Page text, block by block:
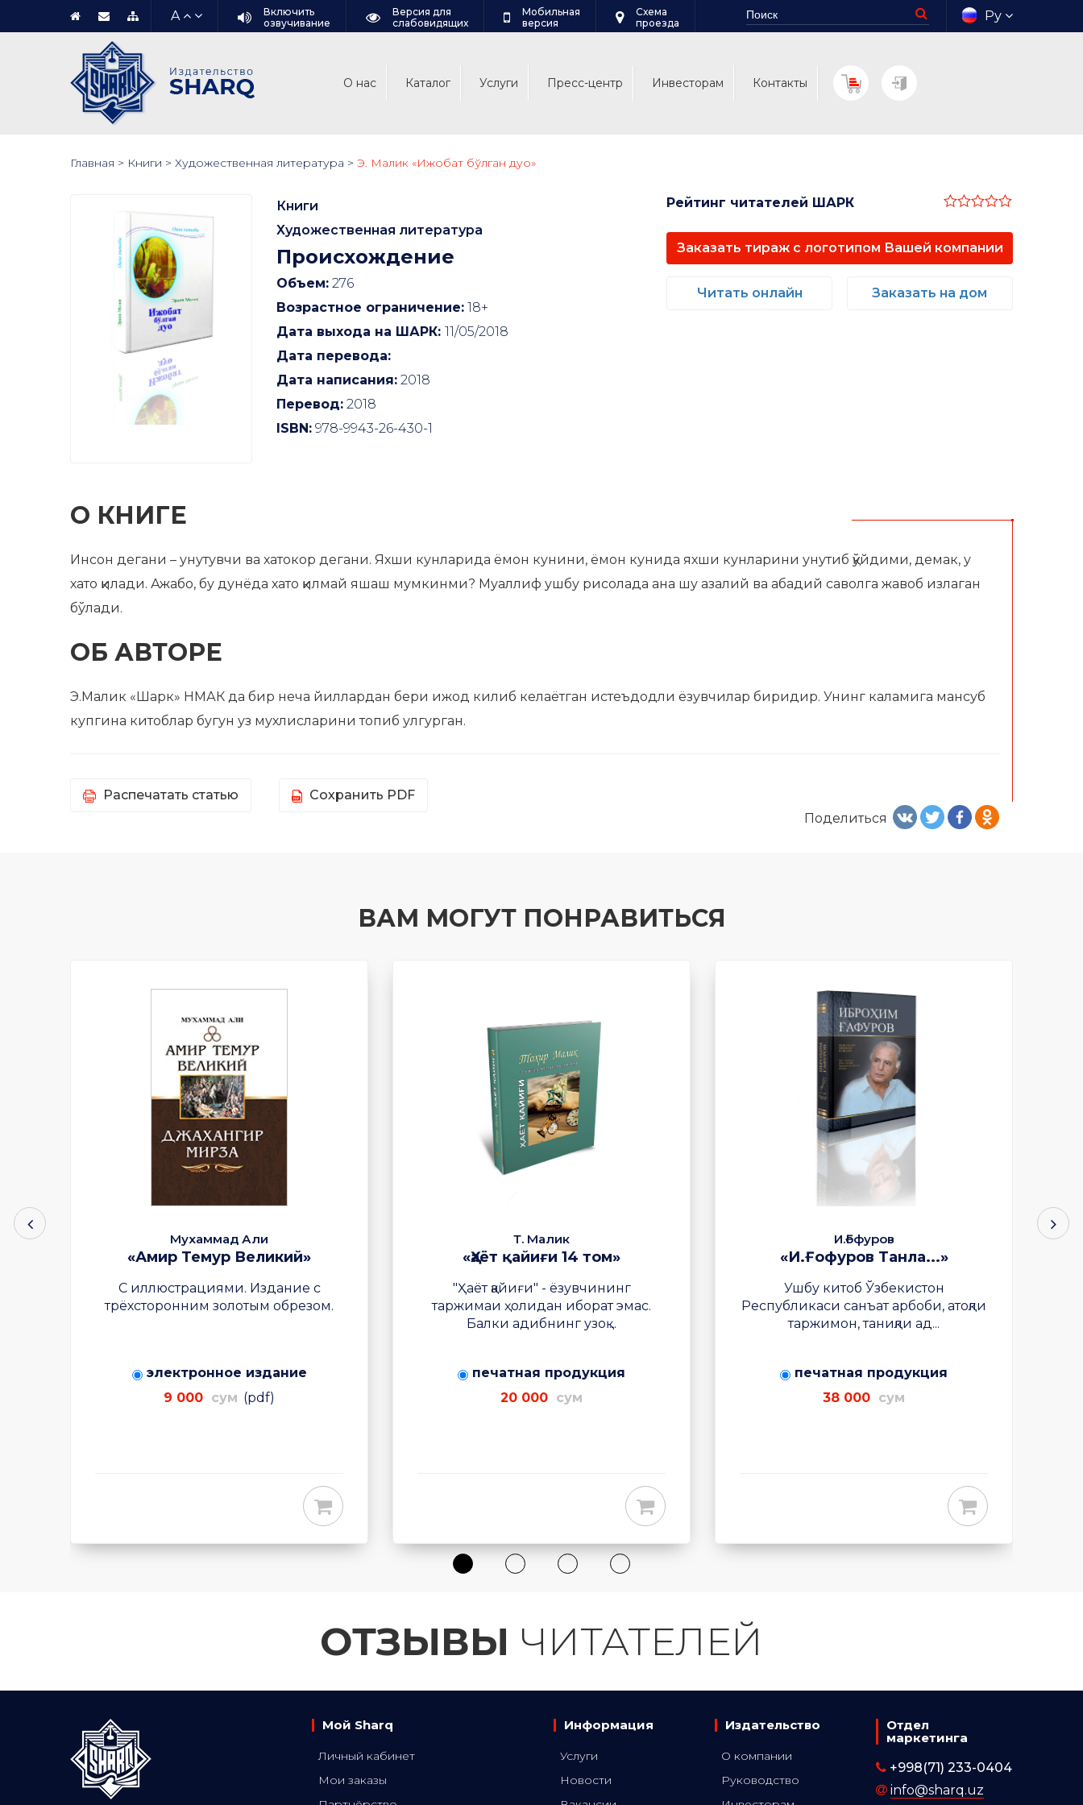
A
Включить
озвучивание
Версия для
слабовидящих
Мобильная
версия
Схема
проезда
Ру
О нас Каталог Услуги Пресс-центр Инвесторам Контакты
Главная > Книги > Художественная литература > Э. Малик «Ижобат бўлган дуо»
Книги
Художественная литература
Происхождение
Объем: 276
Возрастное ограничение: 18+
Дата выхода на ШАРК:11/05/2018
Дата перевода:
Дата написания: 2018
Перевод: 2018
ISBN: 978-9943-26-430-1
Рейтинг читателей ШАРК
0
из
Заказать тираж с логотипом Вашей компании
Читать онлайн Заказать на дом
О КНИГЕ
Инсон дегани – унутувчи ва хатокор дегани. Яхши кунларида ёмон кунини, ёмон кунида яхши кунларини унутиб қўйдими, демак, у
хато қилади. Ажабо, бу дунёда хато қилмай яшаш мумкинми? Муаллиф ушбу рисолада ана шу азалий ва абадий саволга жавоб излаган
бўлади.
ОБ АВТОРЕ
Э.Малик «Шарк» НМАК да бир неча йиллардан бери ижод килиб келаётган истеъдодли ёзувчилар биридир. Унинг каламига мансуб
купгина китоблар бугун уз мухлисларини топиб улгурган.
Распечатать статью
Сохранить PDF
Поделиться
ВАМ МОГУТ ПОНРАВИТЬСЯ
Мухаммад Али
«Амир Темур Великий»
С иллюстрациями. Издание с
трёхсторонним золотым обрезом.
электронное издание
9 000 сум (pdf)
Т. Малик
«Ҳаёт қайиғи 14 том»
"Ҳаёт қайиғи" - ёзувчининг
таржимаи ҳолидан иборат эмас.
Балки адибнинг узоқ ...
печатная продукция
20 000 сум
И.Ғофуров
«И.Ғофуров Танла...»
Ушбу китоб Ўзбекистон
Республикаси санъат арбоби, атоқли
таржимон, таниқли ад...
печатная продукция
38 000 сум
ОТЗЫВЫ ЧИТАТЕЛЕЙ
Мой Sharq
Личный кабинет
Мои заказы
Информация
Услуги
Новости
Издательство
О компании
Руководство
Отдел
маркетинга
+998(71) 233-0404
info@sharq.uz